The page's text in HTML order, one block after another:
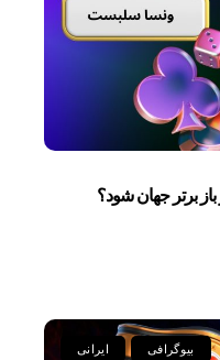
ایرانی بیوگرافی